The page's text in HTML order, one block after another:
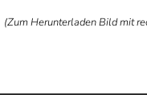
(Zum Herunterladen Bild mit